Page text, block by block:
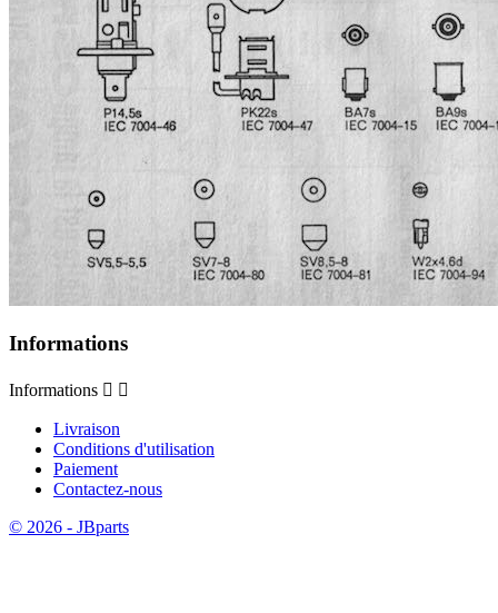
Informations
Informations  
Livraison
Conditions d'utilisation
Paiement
Contactez-nous
© 2026 - JBparts